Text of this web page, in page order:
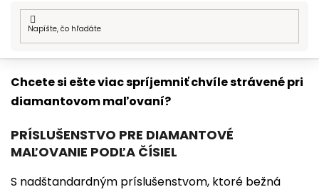
Domov
Techniky / Diamantové maľovanie
diamantovanie
Chcete si ešte viac spríjemniť chvíle strávené pri
diamantovom maľovaní?
PRÍSLUŠENSTVO PRE DIAMANTOVÉ
MAĽOVANIE PODĽA ČÍSIEL
S nadštandardným príslušenstvom, ktoré bežná